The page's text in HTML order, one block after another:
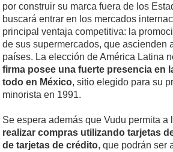
por construir su marca fuera de los
buscará entrar en los mercados
principal ventaja competitiva: la
de sus supermercados, que ascienden
países. La elección de América Latina
firma posee una fuerte presencia en
todo en México, sitio elegido para su
minorista en 1991.
Se espera además que Vudu permita a
realizar compras utilizando tarjetas
de tarjetas de crédito, que podrán ser